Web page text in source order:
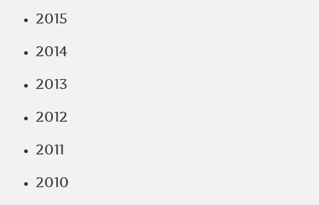
2015
2014
2013
2012
2011
2010